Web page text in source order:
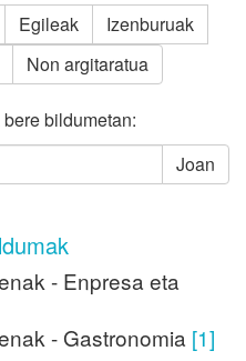
Egileak
Izenburuak
Non argitaratua
bildumetan:
Joan
- Enpresa eta
- Gastronomia [1]